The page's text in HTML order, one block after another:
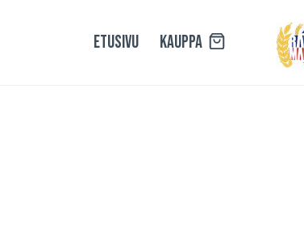
ETUSIVU KAUPPA